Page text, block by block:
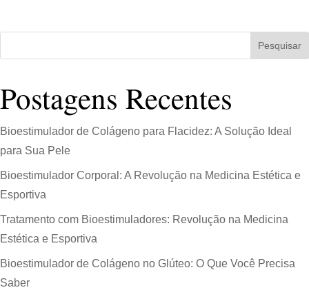
Pesquisar
Postagens Recentes
Bioestimulador de Colágeno para Flacidez: A Solução Ideal
para Sua Pele
Bioestimulador Corporal: A Revolução na Medicina Estética e
Esportiva
Tratamento com Bioestimuladores: Revolução na Medicina
Estética e Esportiva
Bioestimulador de Colágeno no Glúteo: O Que Você Precisa
Saber